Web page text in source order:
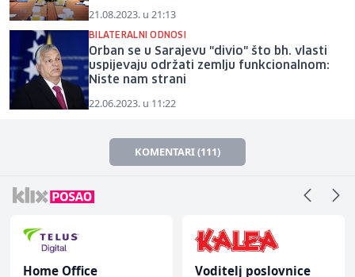
21.08.2023. u 21:13
BILATERALNI ODNOSI
Orban se u Sarajevu "divio" što bh. vlasti
uspijevaju održati zemlju funkcionalnom:
Niste nam strani
22.06.2023. u 11:22
KOMENTARI (111)
Home Office
Voditelj poslovnice